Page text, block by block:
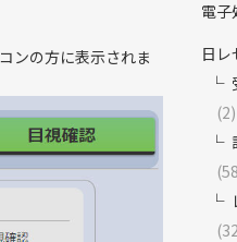
ンの方に表示されま
電子
日
(2)